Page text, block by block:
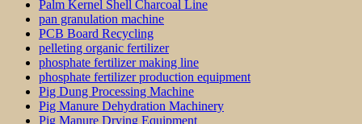
Palm Kernel Shell Charcoal Line
pan granulation machine
PCB Board Recycling
pelleting organic fertilizer
phosphate fertilizer making line
phosphate fertilizer production equipment
Pig Dung Processing Machine
Pig Manure Dehydration Machinery
Pig Manure Drying Equipment